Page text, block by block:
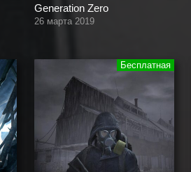
Generation Zero
26 марта 2019